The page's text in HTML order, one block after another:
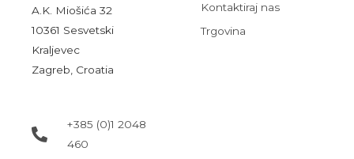
A.K. Miošića 32
10361 Sesvetski
Kraljevec
Zagreb, Croatia
+385 (0)1 2048
460
Kontaktiraj nas
Trgovina